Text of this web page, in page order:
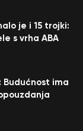
je i 15 trojki:
s vrha ABA
ima